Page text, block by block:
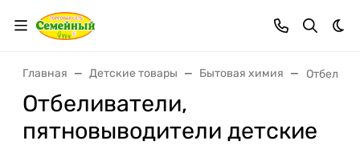
Главная Детские товары Бытовая химия
Отбеливатели,
пятновыводители детские